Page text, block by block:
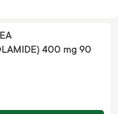
400 mg 90